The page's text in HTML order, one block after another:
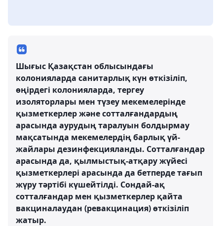
Шығыс Қазақстан облысындағы
колонияларда санитарлық күн өткізіліп,
өңірдегі колонияларда, тергеу
изоляторлары мен түзеу мекемелерінде
қызметкерлер және сотталғандардың
арасында аурудың таралуын болдырмау
мақсатында мекемелердің барлық үй-
жайлары дезинфекцияланды. Сотталғандар
арасында да, қылмыстық-атқару жүйесі
қызметкерлері арасында да бетперде тағып
жүру тәртібі күшейтілді. Сондай-ақ
сотталғандар мен қызметкерлер қайта
вакциналаудан (ревакцинация) өткізіліп
жатыр.